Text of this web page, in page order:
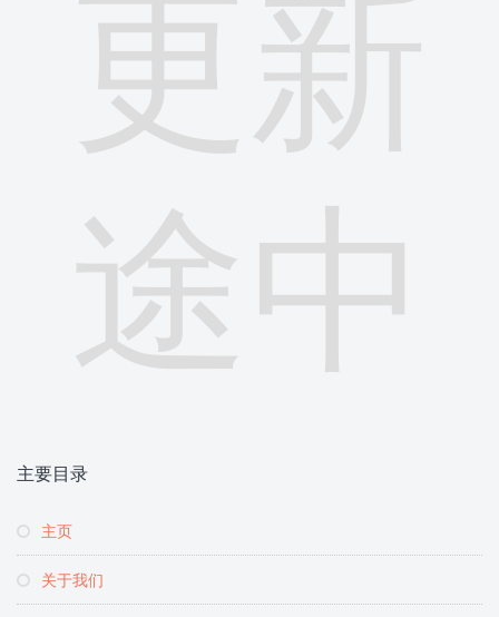
更新
途中
主要目录
主页
关于我们